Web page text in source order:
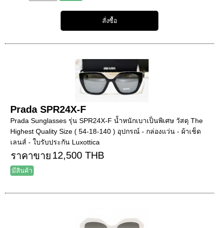
Prada SPR24X-F
Prada Sunglasses รุ่น SPR24X-F น้ำหนักเบาเป็นพิเศษ วัสดุ The
Highest Quality Size ( 54-18-140 ) อุปกรณ์ - กล่องแว่น - ผ้าเช็ด
เลนส์ - ใบรับประกัน Luxottica
ราคาขาย 12,500 THB
มีสินค้า